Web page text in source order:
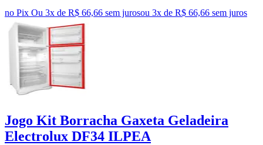
no Pix Ou 3x de R$ 66,66 sem jurosou 3x de R$ 66,66 sem juros
Jogo Kit Borracha Gaxeta Geladeira
Electrolux DF34 ILPEA